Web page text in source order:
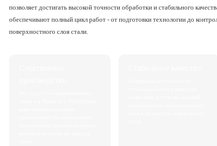
позволяет достигать высокой точности обработки и стабильного
обеспечивают полный цикл работ - от подготовки технологии до
поверхностного слоя стали.